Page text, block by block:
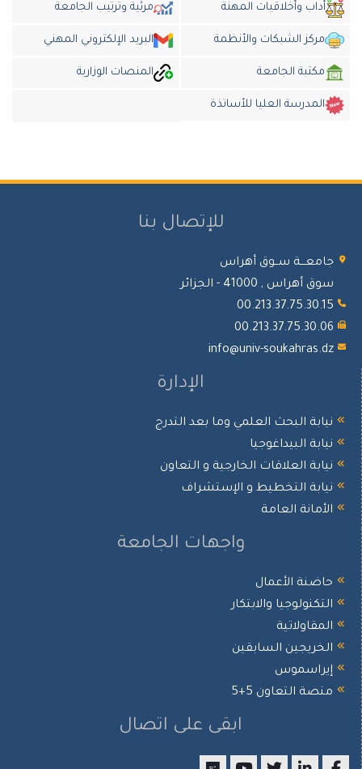
أداب وأخلاقيات المهنة مرئية وترتيب الجامعة
مركز الشبكات والأنظمة البريد الإلكتروني المهني
مكتبة الجامعة المنصات الوزارية
المدرسة العليا للأساتذة
للإتصال بنا
ســوق أهراس
أهراس , 41000 - الجزائر
info@univ-
الإدارة
البحث العلمي وما بعد التدرج
البيداغوجيا
العلاقات الخارجية و التعاون
التخطيط و الإستشراف
العامة
واجهات الجامعة
الأعمال
والابتكار
السابقين
التعاون 5+5
ابقى على اتصال